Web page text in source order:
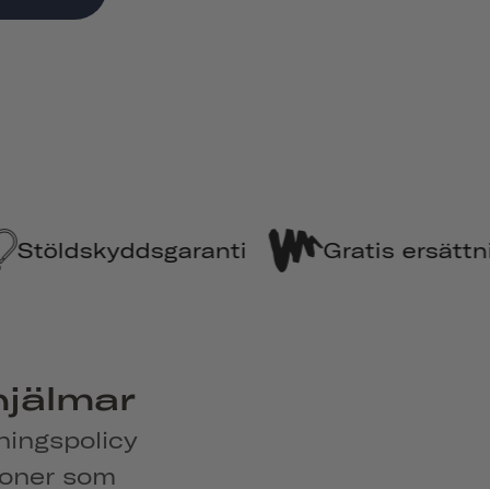
Gratis ersättning vid olycka
som